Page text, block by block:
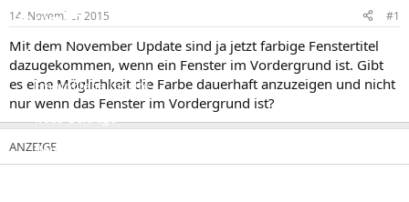
Forum
Aktuelles
Empfohlene Inhalte
Neue Beiträge
Neueste Aktivitäten
e
r
l
t
a
14. November 2015 #1
Mit dem November Update sind ja jetzt farbige Fenstertitel
dazugekommen, wenn ein Fenster im Vordergrund ist. Gibt
es eine Möglichkeit die Farbe dauerhaft anzuzeigen und nicht
nur wenn das Fenster im Vordergrund ist?